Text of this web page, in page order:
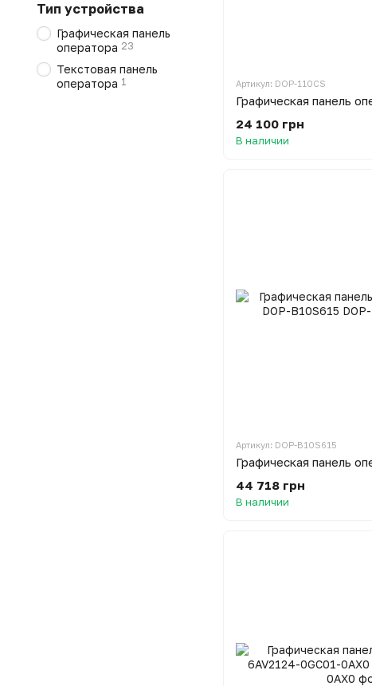
Артикул: DOP-110CS
24 100 грн
В наличии
Артикул: DOP-B10S615
44 718 грн
В наличии
Тип устройства
Графическая панель
оператора 23
Текстовая панель
оператора 1